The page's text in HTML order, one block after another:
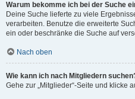
Warum bekomme ich bei der Suche
Deine Suche lieferte zu viele
verarbeiten. Benutze die erweiterte
ein oder beschränke die Suche auf
Nach oben
Wie kann ich nach Mitgliedern
Gehe zur „Mitglieder“-Seite und klicke